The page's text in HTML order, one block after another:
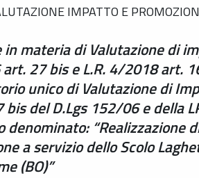
IMPATTO E
in materia di Valutazione di
27 bis e L.R. 4/2018 art.
unico di Valutazione di
bis del D.Lgs 152/06 e della
denominato: “Realizzazione
a servizio dello Scolo
(BO)”